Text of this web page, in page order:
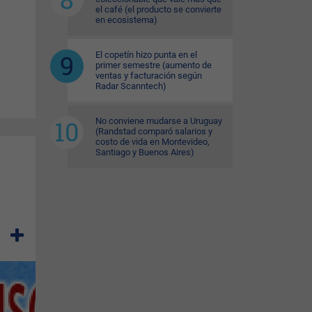
el café (el producto se convierte
en ecosistema)
El copetín hizo punta en el
primer semestre (aumento de
ventas y facturación según
Radar Scanntech)
No conviene mudarse a Uruguay
(Randstad comparó salarios y
costo de vida en Montevideo,
Santiago y Buenos Aires)